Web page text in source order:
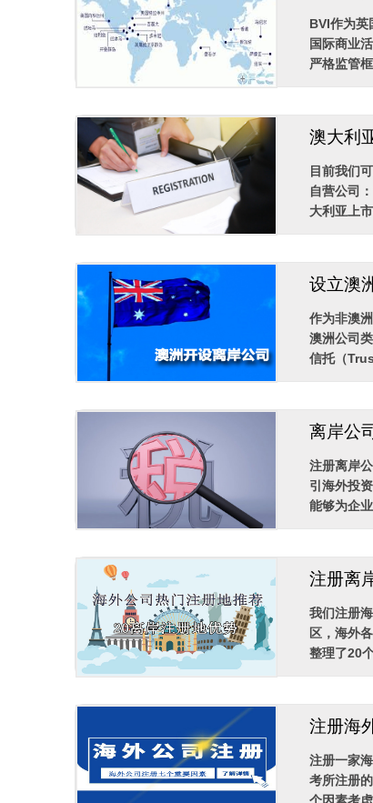
BVI作为英
国际商业
严格监管
澳大利
目前我们
自营公司
大利亚上
设立澳
作为非澳
澳洲公司
信托（
离岸公
注册离岸
引海外投
能够为企
注册离
我们注册
区，海外
整理了20
注册海
注册一家
考所注册